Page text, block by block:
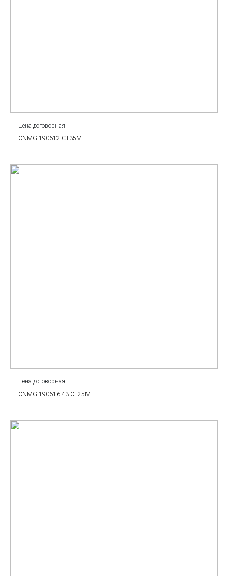
Цена договорная
CNMG 190612 CT35M
Цена договорная
CNMG 190616-43 CT25M